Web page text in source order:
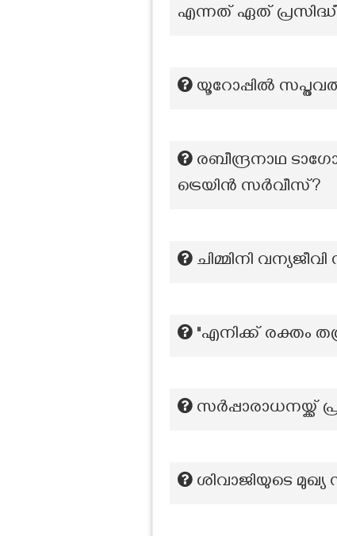
എന്നത് ഏത്
യൂറോപ്പിൽ
രബീന്ദ്രനാഥ
ട്രെയിൻ സർവീസ്?
ചിമ്മിനി
"എനിക്ക് രക്തം
സർപ്പാരാധനയ്ക്ക്
ശിവാജിയുടെ